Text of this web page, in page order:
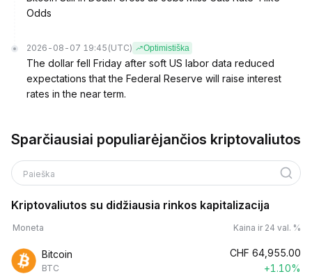
Odds
2026-08-07 19:45 (UTC) Optimistiška
The dollar fell Friday after soft US labor data reduced
expectations that the Federal Reserve will raise interest
rates in the near term.
Sparčiausiai populiarėjančios kriptovaliutos
Paieška
Kriptovaliutos su didžiausia rinkos kapitalizacija
Moneta Kaina ir 24 val. %
Bitcoin
BTC
CHF 64,955.00
+1.10%